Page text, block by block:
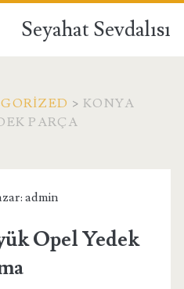
Seyahat Sevdalısı
> KONYA
PARÇA
admin
Opel Yedek